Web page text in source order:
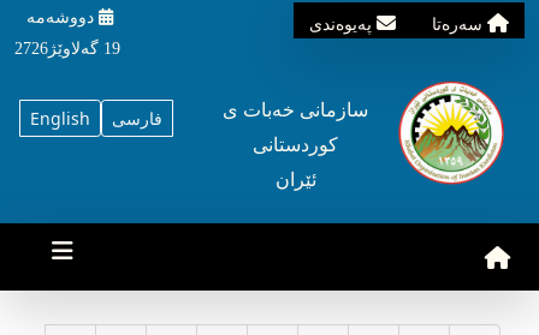
سه‌ره‌تا په‌یوه‌ندی
دووشه‌مه‌‌
19 گه‌لاوێژ2726
English فارسی
سازمانی خه‌بات ی
کوردستانی
ئێران